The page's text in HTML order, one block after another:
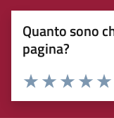
Quanto sono
pagina?
Rating:
Valuta
Valuta 3
Valuta 2 stelle
Valuta 1 stelle su 5